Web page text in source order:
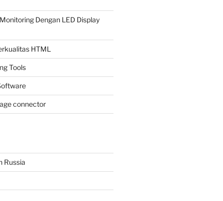
Dengan LED Display
HTML
Tools
connector
Russia